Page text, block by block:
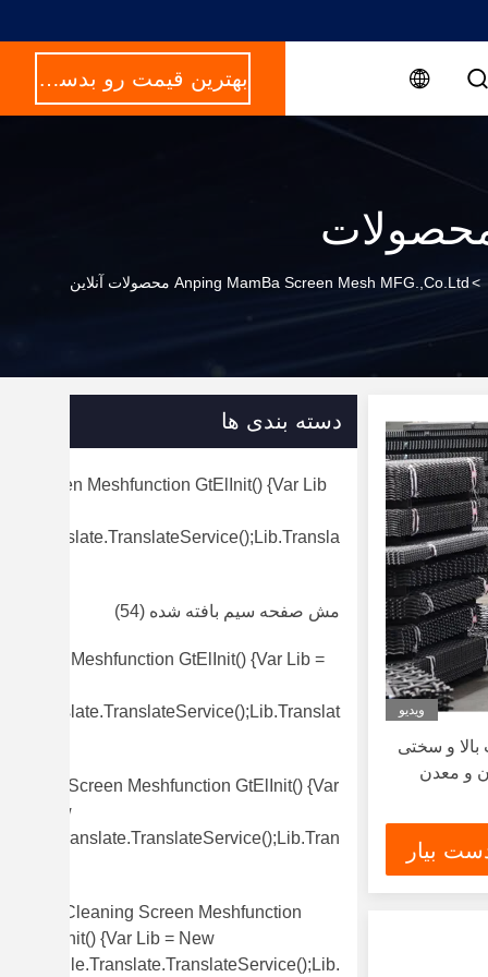
بهترین قیمت رو بدست بیار
>Anping MamBa Screen Mesh MFG.,Co.Ltd محصولات آنلاین
ویدیو
و سختی
و معدن
بیار
دسته بندی ها
Screen Meshfunction GtElInit() {var Lib
مش صفحه سیم بافته شده (54)
Screen Meshfunction GtElInit() {var Lib =
Screen Meshfunction GtElInit() {var
= New
Self Cleaning Screen Meshfunction
GtElInit() {var Lib = New
Google.translate.TranslateService();lib.